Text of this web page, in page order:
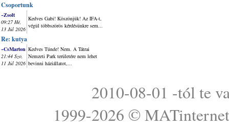
Csoportunk
~Zsolt
09:27 Hé,
13 Júl 2026
Kedves Gabi! Köszönjük! Az IFA-t,
végül többszörös kérdésünkre sem...
Re: kutya
~CsMarton
21:44 Szo,
11 Júl 2026
Kedves Tünde! Nem. A Tátrai
Nemzeti Park területére nem lehet
bevinni háziállatot,...
2010-08-01 -tól te
1999-2026 © MATinternet